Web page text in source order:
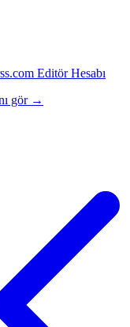
Editör Hesabı
gör →